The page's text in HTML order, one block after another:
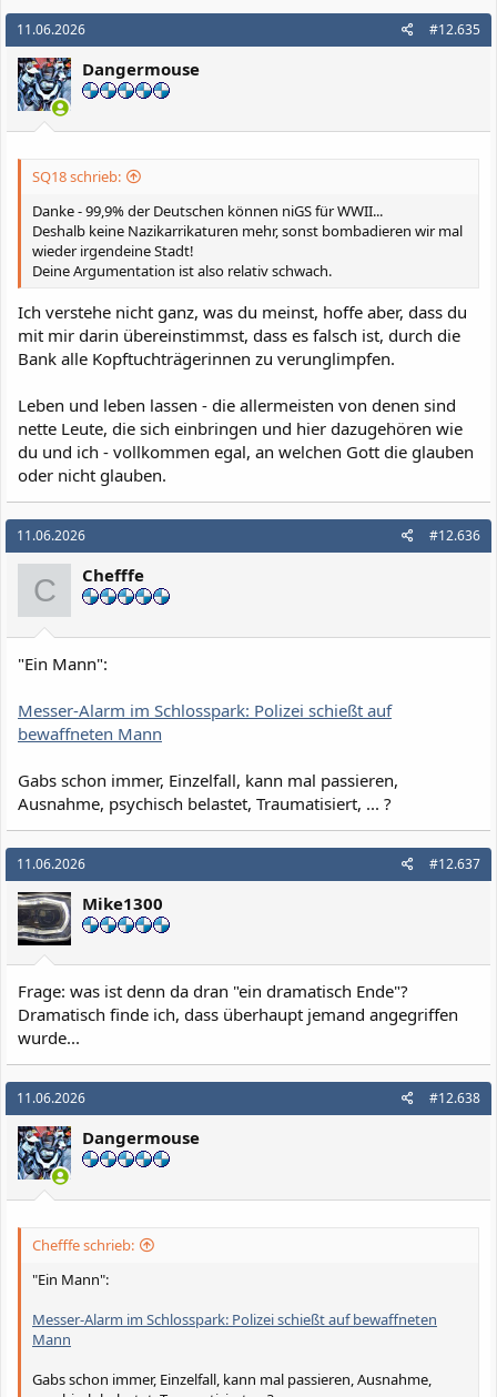
11.06.2026 #12.635
Dangermouse
SQ18 schrieb:
Danke - 99,9% der Deutschen können niGS für WWII...
Deshalb keine Nazikarrikaturen mehr, sonst bombadieren wir mal
wieder irgendeine Stadt!
Deine Argumentation ist also relativ schwach.
Ich verstehe nicht ganz, was du meinst, hoffe aber, dass du
mit mir darin übereinstimmst, dass es falsch ist, durch die
Bank alle Kopftuchträgerinnen zu verunglimpfen.
Leben und leben lassen - die allermeisten von denen sind
nette Leute, die sich einbringen und hier dazugehören wie
du und ich - vollkommen egal, an welchen Gott die glauben
oder nicht glauben.
11.06.2026 #12.636
C Chefffe
"Ein Mann":
Messer-Alarm im Schlosspark: Polizei schießt auf
bewaffneten Mann
Gabs schon immer, Einzelfall, kann mal passieren,
Ausnahme, psychisch belastet, Traumatisiert, ... ?
11.06.2026 #12.637
Mike1300
Frage: was ist denn da dran "ein dramatisch Ende"?
Dramatisch finde ich, dass überhaupt jemand angegriffen
wurde...
11.06.2026 #12.638
Dangermouse
Chefffe schrieb:
"Ein Mann":
Messer-Alarm im Schlosspark: Polizei schießt auf bewaffneten
Mann
Gabs schon immer, Einzelfall, kann mal passieren, Ausnahme,